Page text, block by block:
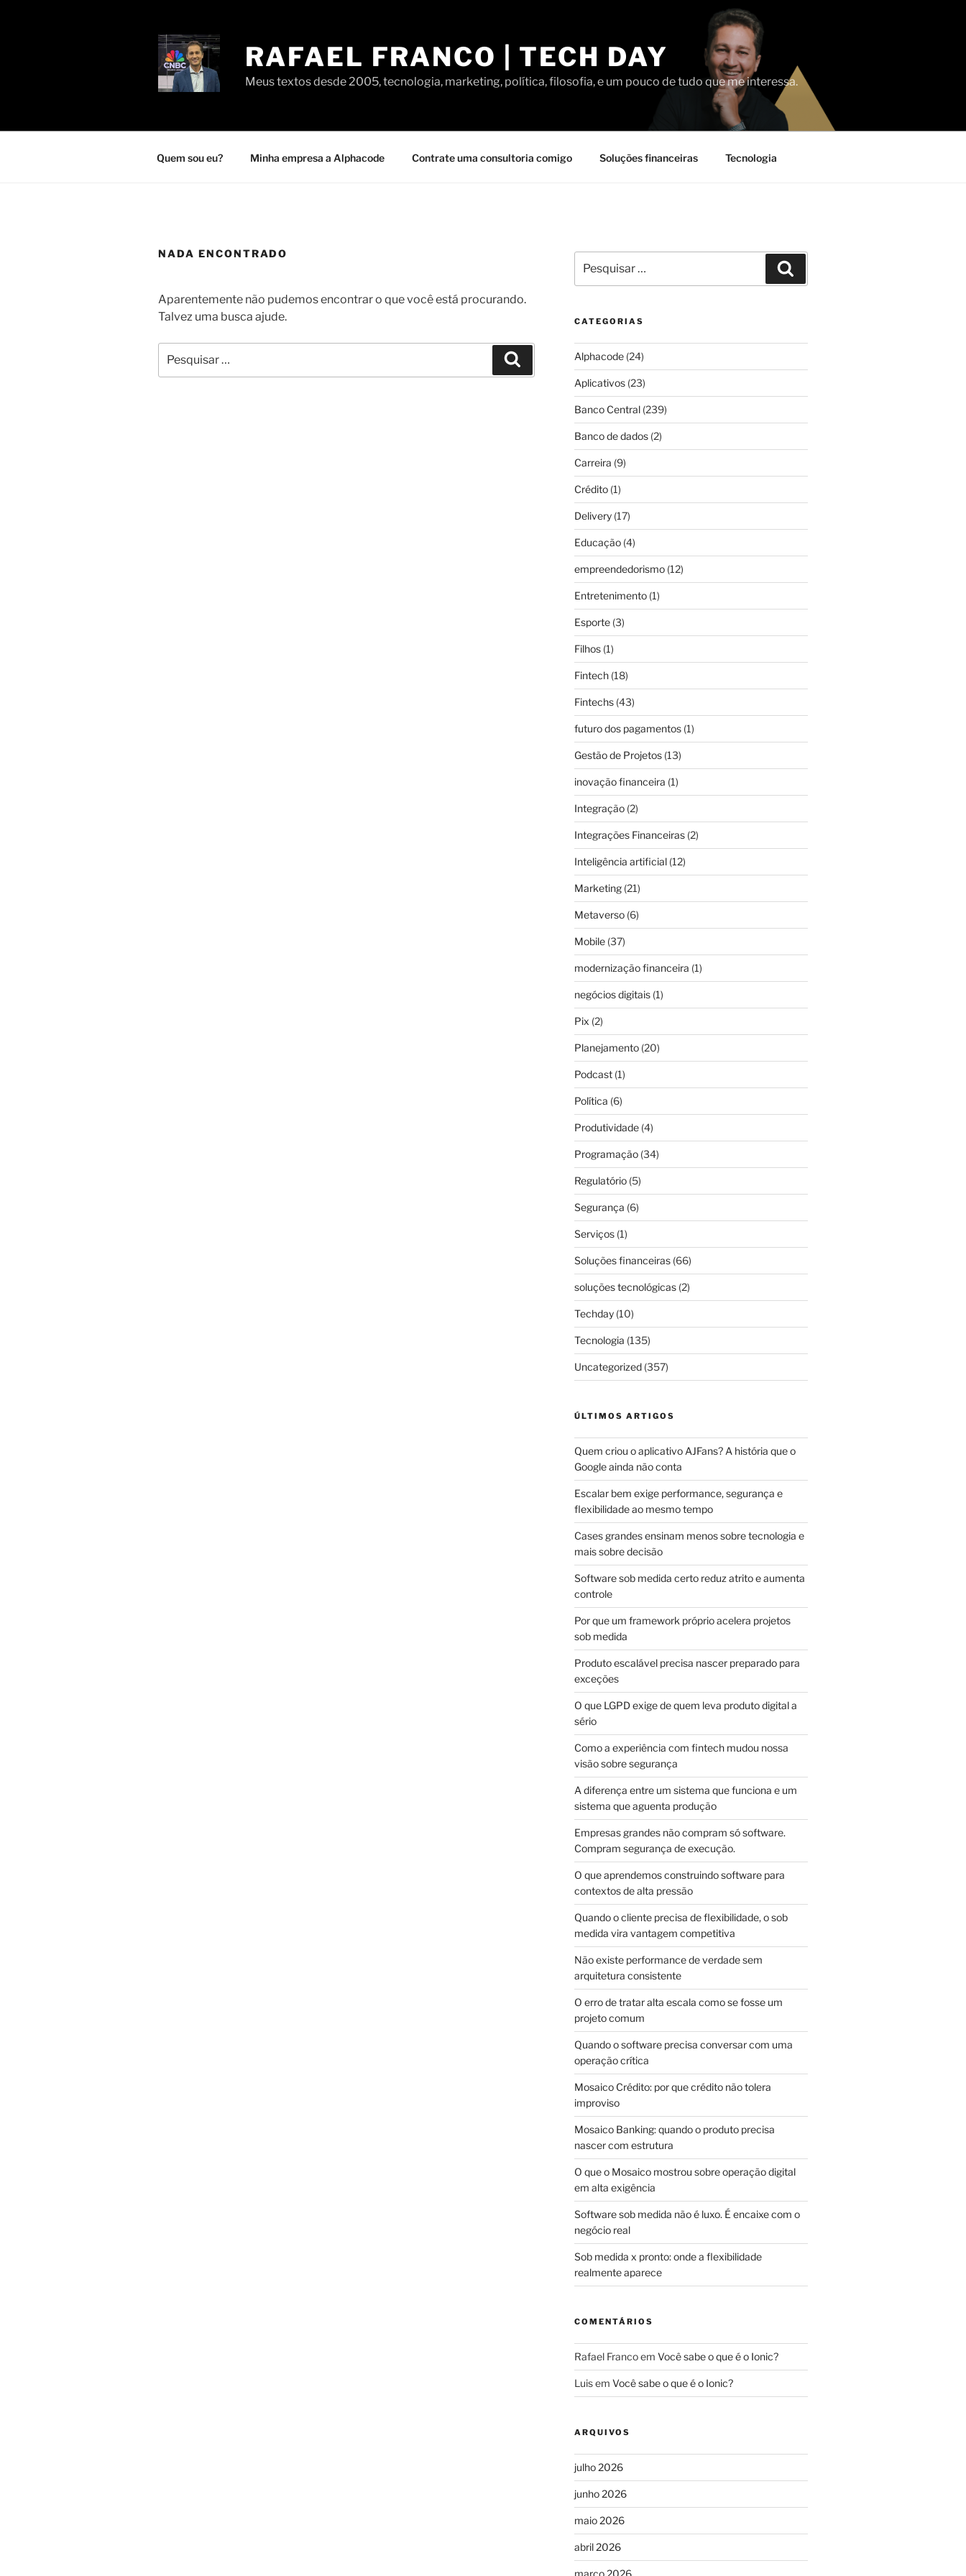
RAFAEL FRANCO | TECH DAY
Meus textos desde 2005, tecnologia, marketing, política, filosofia, e um pouco de tudo que me interessa.
Quem sou eu? Minha empresa a Alphacode Contrate uma consultoria comigo Soluções financeiras Tecnologia
NADA ENCONTRADO
Aparentemente não pudemos encontrar o que você está procurando.
Talvez uma busca ajude.
por:
Pesquisar
por:
CATEGORIAS
Alphacode(24)
Aplicativos(23)
Banco Central(239)
Banco de dados(2)
Carreira (9)
Crédito(1)
Delivery(17)
Educação(4)
empreendedorismo(12)
Entretenimento(1)
Esporte(3)
Filhos(1)
Fintech(18)
Fintechs(43)
futuro dos pagamentos(1)
Gestão de Projetos(13)
inovação financeira (1)
Integração(2)
Integrações Financeiras(2)
Inteligência artificial(12)
Marketing(21)
Metaverso(6)
Mobile(37)
modernização financeira (1)
negócios digitais(1)
Pix (2)
Planejamento(20)
Podcast(1)
Política (6)
Produtividade(4)
Programação(34)
Regulatório(5)
Segurança (6)
Serviços(1)
Soluções financeiras(66)
soluções tecnológicas(2)
Techday(10)
Tecnologia (135)
Uncategorized(357)
ÚLTIMOS ARTIGOS
Quem criou o aplicativo AJFans? A história que o
Google ainda não conta
Escalar bem exige performance, segurança e
flexibilidade ao mesmo tempo
Cases grandes ensinam menos sobre tecnologia e
mais sobre decisão
Software sob medida certo reduz atrito e aumenta
controle
Por que um framework próprio acelera projetos
sob medida
Produto escalável precisa nascer preparado para
exceções
O que LGPD exige de quem leva produto digital a
sério
Como a experiência com fintech mudou nossa
visão sobre segurança
A diferença entre um sistema que funciona e um
sistema que aguenta produção
Empresas grandes não compram só software.
Compram segurança de execução.
O que aprendemos construindo software para
contextos de alta pressão
Quando o cliente precisa de flexibilidade, o sob
medida vira vantagem competitiva
Não existe performance de verdade sem
arquitetura consistente
O erro de tratar alta escala como se fosse um
projeto comum
Quando o software precisa conversar com uma
operação crítica
Mosaico Crédito: por que crédito não tolera
improviso
Mosaico Banking: quando o produto precisa
nascer com estrutura
O que o Mosaico mostrou sobre operação digital
em alta exigência
Software sob medida não é luxo. É encaixe com o
negócio real
Sob medida x pronto: onde a flexibilidade
realmente aparece
COMENTÁRIOS
Rafael Francoem Você sabe o que é o Ionic?
Luisem Você sabe o que é o Ionic?
ARQUIVOS
julho 2026
junho 2026
maio 2026
abril 2026